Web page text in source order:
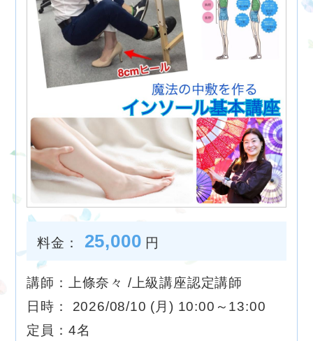
料金： 25,000 円
講師：上條奈々 /上級講座認定講師
日時： 2026/08/10 (月) 10:00～13:00
定員：4名